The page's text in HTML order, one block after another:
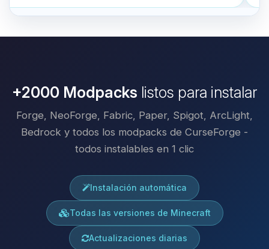
+2000 Modpacks listos para instalar
Forge, NeoForge, Fabric, Paper, Spigot, ArcLight,
Bedrock y todos los modpacks de CurseForge -
todos instalables en 1 clic
Instalación automática
Todas las versiones de Minecraft
Actualizaciones diarias